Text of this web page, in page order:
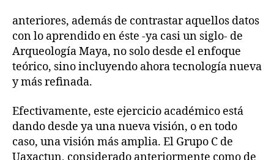
anteriores, además de contrastar aquellos datos
con lo aprendido en éste -ya casi un siglo- de
Arqueología Maya, no solo desde el enfoque
teórico, sino incluyendo ahora tecnología nueva
y más refinada.
Efectivamente, este ejercicio académico está
dando desde ya una nueva visión, o en todo
caso, una visión más amplia. El Grupo C de
Uaxactun, considerado anteriormente como de